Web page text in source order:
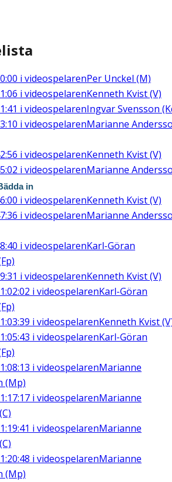
i videospelarenPer Unckel (M)
i videospelarenKenneth Kvist (V)
i videospelarenIngvar Svensson
i videospelarenMarianne
i videospelarenKenneth Kvist (V)
i videospelarenMarianne
i videospelarenKenneth Kvist (V)
i videospelarenMarianne
i videospelarenKarl-Göran
i videospelarenKenneth Kvist (V)
i videospelarenKarl-Göran
i videospelarenKenneth Kvist
i videospelarenKarl-Göran
i videospelarenMarianne
(Mp)
i videospelarenMarianne
i videospelarenMarianne
i videospelarenMarianne
(Mp)
in